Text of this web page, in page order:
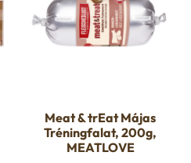
Meat & trEat Májas
Tréningfalat, 200g,
MEATLOVE